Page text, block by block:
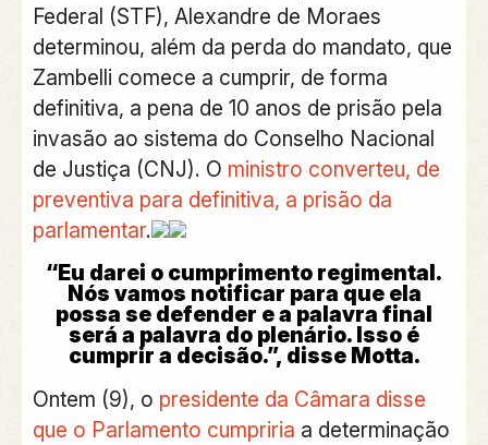
Federal (STF), Alexandre de Moraes
determinou, além da perda do mandato, que
Zambelli comece a cumprir, de forma
definitiva, a pena de 10 anos de prisão pela
invasão ao sistema do Conselho Nacional
de Justiça (CNJ). O ministro converteu, de
preventiva para definitiva, a prisão da
parlamentar.
“Eu darei o cumprimento regimental.
Nós vamos notificar para que ela
possa se defender e a palavra final
será a palavra do plenário. Isso é
cumprir a decisão.”, disse Motta.
Ontem (9), o presidente da Câmara disse
que o Parlamento cumpriria a determinação